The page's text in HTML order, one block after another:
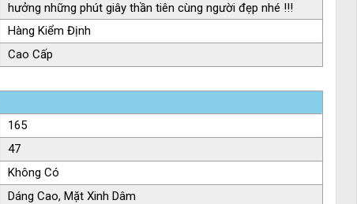
hưởng những phút giây thần tiên cùng người đẹp nhé !!!
Hàng Kiểm Định
Cao Cấp
165
47
Không Có
Dáng Cao, Mặt Xinh Dâm